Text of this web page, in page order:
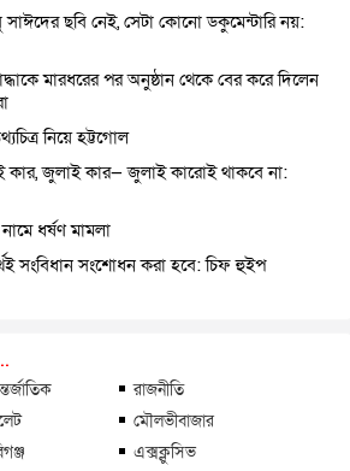
ছবি নেই, সেটা কোনো ডকুমেন্টারি নয়:
মারধরের পর অনুষ্ঠান থেকে বের করে দিলেন
নিয়ে হট্টগোল
কার, জুলাই কার— জুলাই কারোই থাকবে না:
ধর্ষণ মামলা
সংবিধান সংশোধন করা হবে: চিফ হুইপ
রাজনীতি
মৌলভীবাজার
এক্সক্লুসিভ